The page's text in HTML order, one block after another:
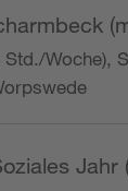
Std./Woche),
Jahr